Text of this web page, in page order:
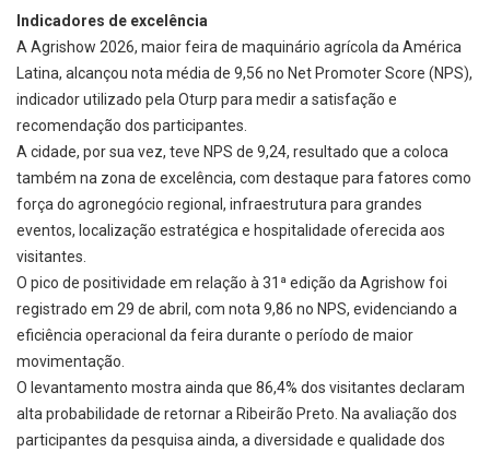
Indicadores de excelência
A Agrishow 2026, maior feira de maquinário agrícola da América
Latina, alcançou nota média de 9,56 no Net Promoter Score (NPS),
indicador utilizado pela Oturp para medir a satisfação e
recomendação dos participantes.
A cidade, por sua vez, teve NPS de 9,24, resultado que a coloca
também na zona de excelência, com destaque para fatores como
força do agronegócio regional, infraestrutura para grandes
eventos, localização estratégica e hospitalidade oferecida aos
visitantes.
O pico de positividade em relação à 31ª edição da Agrishow foi
registrado em 29 de abril, com nota 9,86 no NPS, evidenciando a
eficiência operacional da feira durante o período de maior
movimentação.
O levantamento mostra ainda que 86,4% dos visitantes declaram
alta probabilidade de retornar a Ribeirão Preto. Na avaliação dos
participantes da pesquisa ainda, a diversidade e qualidade dos